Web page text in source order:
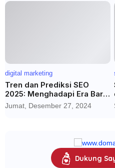
digital marketing
Tren dan Prediksi SEO
2025: Menghadapi Era Baru
dengan AI dan Media Sosial
Jumat, Desember 27, 2024
Dukung